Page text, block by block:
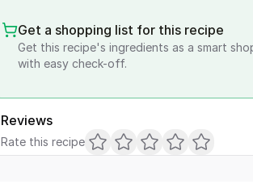
Get a shopping list for this recipe
Get this recipe's ingredients as a smart
with easy check-off.
Reviews
Rate this recipe